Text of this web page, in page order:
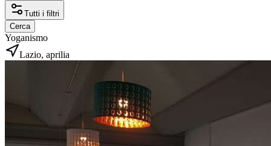
Tutti i filtri
Cerca
Yoganismo
Lazio, aprilia